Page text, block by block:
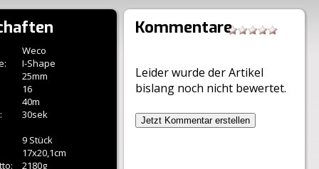
Weco
I-Shape
25mm
16
40m
30sek
9 Stück
17x20,1cm
2180g
Kommentare
Leider wurde der Artikel
bislang noch nicht bewertet.
Jetzt Kommentar erstellen